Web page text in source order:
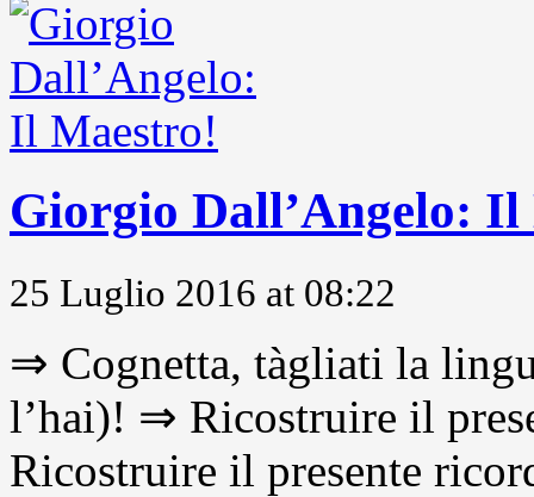
Giorgio Dall’Angelo:
25 Luglio 2016 at 08:22
⇒ Cognetta, tàgliati la
l’hai)! ⇒ Ricostruire il
Ricostruire il presente